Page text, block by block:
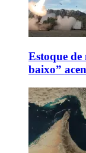
Estoque de
baixo”